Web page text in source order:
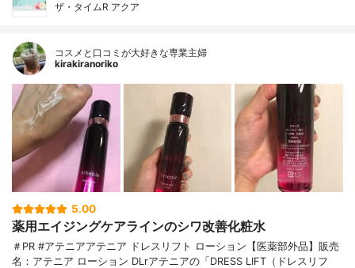
ザ・タイムR アクア
コスメと口コミが大好きな専業主婦
kirakiranoriko
5.00
薬用エイジングケアラインのシワ改善化粧水
＃PR #アテニアアテニア ドレスリフト ローション【医薬部外品】販売
名：アテニア ローション DLrアテニアの「DRESS LIFT（ドレスリフ